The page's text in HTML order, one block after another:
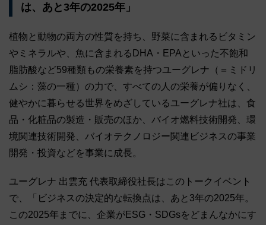
は、あと3年の2025年」
植物と動物の両方の性質を持ち、野菜に含まれるビタミン
やミネラルや、魚に含まれるDHA・EPAといった不飽和
脂肪酸など59種類もの栄養素を持つユーグレナ（＝ミドリ
ムシ：藻の一種）の力で、すべての人の栄養が偏りなく、
健やかに暮らせる世界をめざしているユーグレナ社は、食
品・化粧品の製造・販売のほか、バイオ燃料技術開発、環
境関連技術開発、バイオテクノロジー関連ビジネスの事業
開発・投資などを事業に成長。
ユーグレナ 出雲充 代表取締役社長はこのトークイベント
で、「ビジネスの決定的な転換点は、あと3年の2025年。
この2025年までに、企業がESG・SDGsをどまんなかにす